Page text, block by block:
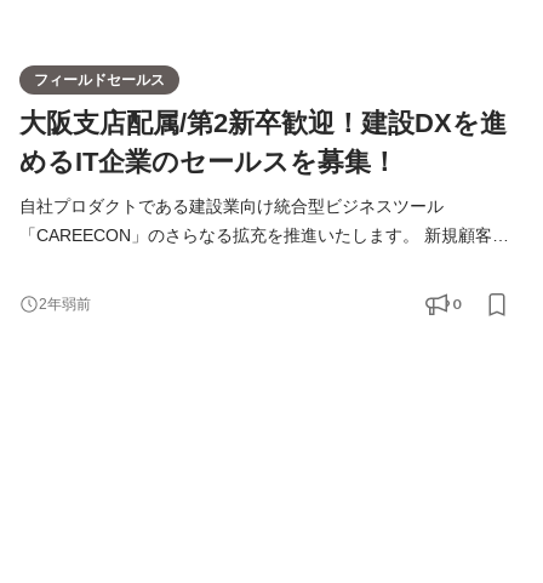
フィールドセールス
大阪支店配属/第2新卒歓迎！建設DXを進
めるIT企業のセールスを募集！
自社プロダクトである建設業向け統合型ビジネスツール
「CAREECON」のさらなる拡充を推進いたします。 新規顧客に
マッチングサービス、広告媒体」などを活用したコンサルティン
グ営業を行う事によって、建設業界のDX化を進めていただきま
2年弱前 0